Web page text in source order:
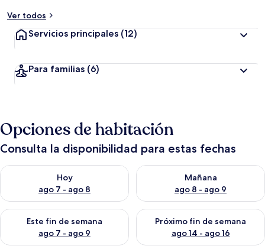
Ver todos
Servicios principales (12)
Para familias (6)
Opciones de habitación
Consulta la disponibilidad para estas fechas
Hoy
ago 7 - ago 8
Consulta la disponibilidad para hoy ago 7 - ago 8
Mañana
ago 8 - ago 9
Consulta la disponibilidad
Este fin de semana
ago 7 - ago 9
Consulta la disponibilidad para este fin de semana ago 7 -
Próximo fin de semana
ago 14 - ago 16
Consulta la disponibilidad